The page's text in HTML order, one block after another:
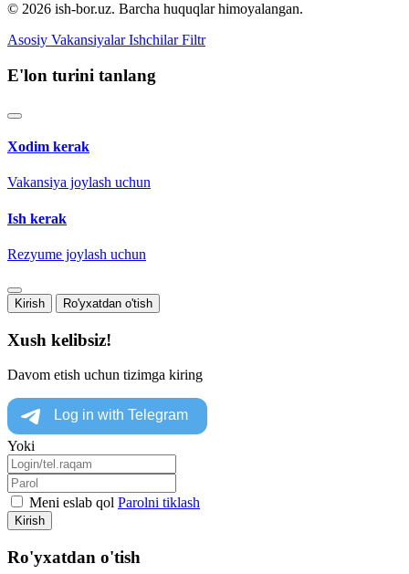
© 2026 ish-bor.uz. Barcha huquqlar himoyalangan.
Asosiy Vakansiyalar Ishchilar Filtr
E'lon turini tanlang
Xodim kerak
Vakansiya joylash uchun
Ish kerak
Rezyume joylash uchun
Kirish Ro'yxatdan o'tish
Xush kelibsiz!
Davom etish uchun tizimga kiring
Yoki
Meni eslab qol Parolni tiklash
Kirish
Ro'yxatdan o'tish